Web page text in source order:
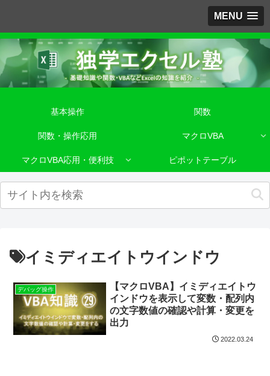
MENU
基本操作 関数
関数・操作応用 マクロVBA
マクロVBA応用・便利技 ピポットテーブル
イミディエイトウインドウ
デバッグ操作
【マクロVBA】イミディエイトウ
インドウを表示して変数・配列内
の文字数値の確認や計算・変更を
出力
2022.03.24